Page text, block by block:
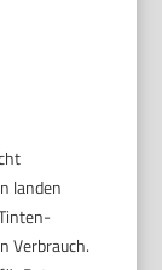
landen
Verbrauch.